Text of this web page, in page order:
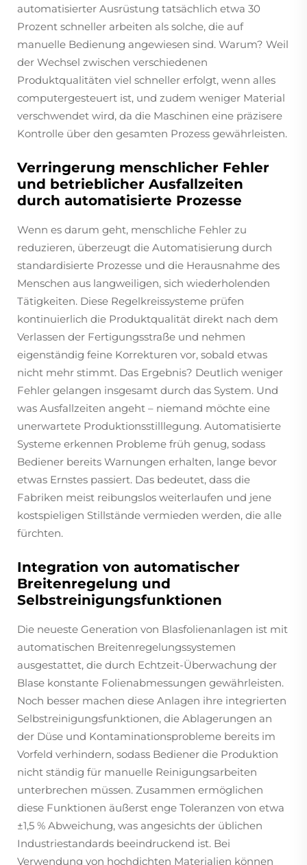
automatisierter Ausrüstung tatsächlich etwa 30
Prozent schneller arbeiten als solche, die auf
manuelle Bedienung angewiesen sind. Warum? Weil
der Wechsel zwischen verschiedenen
Produktqualitäten viel schneller erfolgt, wenn alles
computergesteuert ist, und zudem weniger Material
verschwendet wird, da die Maschinen eine präzisere
Kontrolle über den gesamten Prozess gewährleisten.
Verringerung menschlicher Fehler
und betrieblicher Ausfallzeiten
durch automatisierte Prozesse
Wenn es darum geht, menschliche Fehler zu
reduzieren, überzeugt die Automatisierung durch
standardisierte Prozesse und die Herausnahme des
Menschen aus langweiligen, sich wiederholenden
Tätigkeiten. Diese Regelkreissysteme prüfen
kontinuierlich die Produktqualität direkt nach dem
Verlassen der Fertigungsstraße und nehmen
eigenständig feine Korrekturen vor, sobald etwas
nicht mehr stimmt. Das Ergebnis? Deutlich weniger
Fehler gelangen insgesamt durch das System. Und
was Ausfallzeiten angeht – niemand möchte eine
unerwartete Produktionsstilllegung. Automatisierte
Systeme erkennen Probleme früh genug, sodass
Bediener bereits Warnungen erhalten, lange bevor
etwas Ernstes passiert. Das bedeutet, dass die
Fabriken meist reibungslos weiterlaufen und jene
kostspieligen Stillstände vermieden werden, die alle
fürchten.
Integration von automatischer
Breitenregelung und
Selbstreinigungsfunktionen
Die neueste Generation von Blasfolienanlagen ist mit
automatischen Breitenregelungssystemen
ausgestattet, die durch Echtzeit-Überwachung der
Blase konstante Folienabmessungen gewährleisten.
Noch besser machen diese Anlagen ihre integrierten
Selbstreinigungsfunktionen, die Ablagerungen an
der Düse und Kontaminationsprobleme bereits im
Vorfeld verhindern, sodass Bediener die Produktion
nicht ständig für manuelle Reinigungsarbeiten
unterbrechen müssen. Zusammen ermöglichen
diese Funktionen äußerst enge Toleranzen von etwa
±1,5 % Abweichung, was angesichts der üblichen
Industriestandards beeindruckend ist. Bei
Verwendung von hochdichten Materialien können